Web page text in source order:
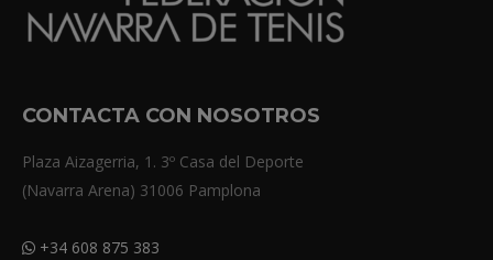
CONTACTA CON NOSOTROS
Plaza Aizagerria, 1. 3º Casa del Deporte
(Navarra Arena) 31006 Pamplona
+34 608 875 383